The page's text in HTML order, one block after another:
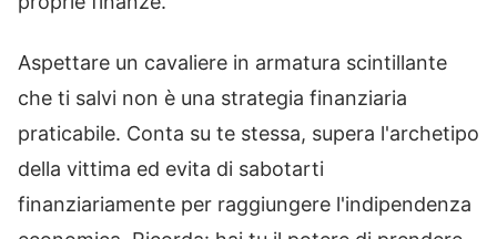
Aspettare un cavaliere in armatura scintillante
che ti salvi non è una strategia finanziaria
praticabile. Conta su te stessa, supera l'archetipo
della vittima ed evita di sabotarti
finanziariamente per raggiungere l'indipendenza